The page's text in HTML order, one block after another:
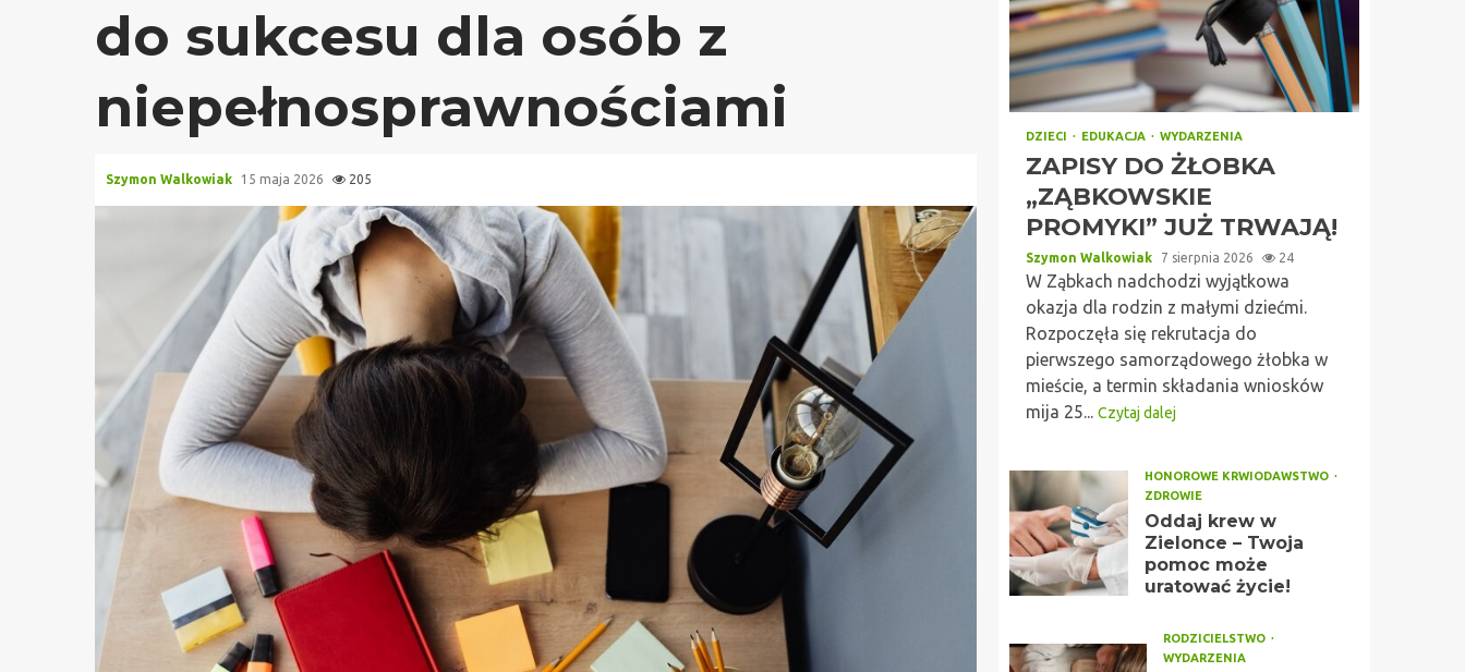
do sukcesu dla osób z
niepełnosprawnościami
Szymon Walkowiak 15 maja 2026 205
DZIECI EDUKACJA WYDARZENIA
ZAPISY DO ŻŁOBKA
„ZĄBKOWSKIE
PROMYKI” JUŻ TRWAJĄ!
Szymon Walkowiak 7 sierpnia 2026 24
W Ząbkach nadchodzi wyjątkowa
okazja dla rodzin z małymi dziećmi.
Rozpoczęła się rekrutacja do
pierwszego samorządowego żłobka w
mieście, a termin składania wniosków
mija 25... Czytaj dalej
HONOROWE KRWIODAWSTWO
ZDROWIE
Oddaj krew w
Zielonce – Twoja
pomoc może
uratować życie!
RODZICIELSTWO
WYDARZENIA